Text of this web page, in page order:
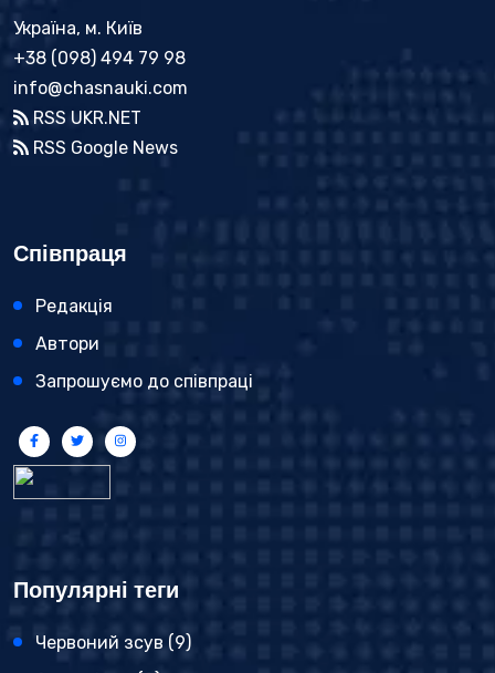
Україна, м. Київ
+38 (098) 494 79 98
info@chasnauki.com
RSS UKR.NET
RSS Google News
Співпраця
Редакція
Автори
Запрошуємо до співпраці
Популярні теги
Червоний зсув (9)